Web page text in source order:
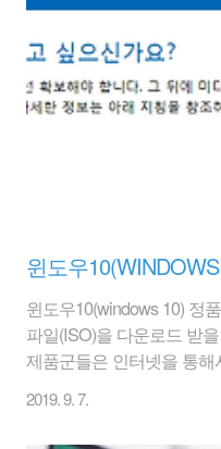
고객님은 ibank에 의해 운
Shop을 이용하고 계십니
서는 Acronis 주문파트너
됩니다.저희 주문 파트너
문에 기꺼이 답해드..
윈도우
윈도우10(windows 10) 정
파일(ISO)을 다운로드 받
제품군들은 인터넷을 통
다. 솔직히 CD-ROM 이라
2019. 9. 7.